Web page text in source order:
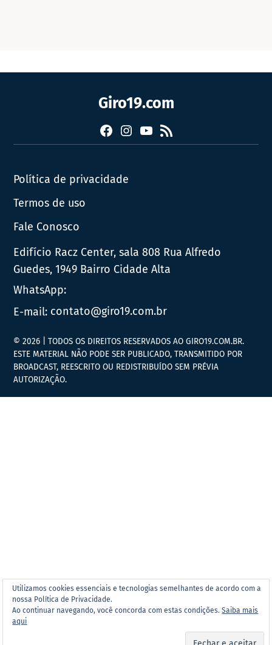
Giro19.com
FacebookInstagram
YouTube
RSS
Política de privacidade
Termos de uso
Fale Conosco
Edifício Racz Center, sala 808 Rua Alfredo
Guedes, 1949 Bairro Cidade Alta
WhatsApp:
E-mail: contato@giro19.com.br
Utilizamos cookies essenciais e tecnologias semelhantes de acordo com a
nossa Política de Privacidade.
Ao continuar navegando, você concorda com estas condições.Saiba mais
aqui
© 2026 | TODOS OS DIREITOS RESERVADOS AO GIRO19.COM.BR.
ESTE MATERIAL NÃO PODE SER PUBLICADO, TRANSMITIDO POR
BROADCAST, REESCRITO OU REDISTRIBUÍDO SEM PRÉVIA
AUTORIZAÇÃO.